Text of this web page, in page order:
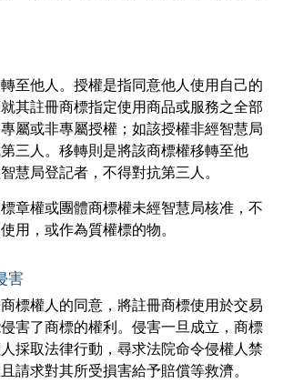
至他人。授權是指同意他人使用自己的
其註冊商標指定使用商品或服務之全部
屬或非專屬授權；如該授權非經智慧局
三人。移轉則是將該商標權移轉至他
慧局登記者，不得對抗第三人。
章權或團體商標權未經智慧局核准，不
用，或作為質權標的物。
害
標權人的同意，將註冊商標使用於交易
害了商標的權利。侵害一旦成立，商標
採取法律行動，尋求法院命令侵權人禁
請求對其所受損害給予賠償等救濟。